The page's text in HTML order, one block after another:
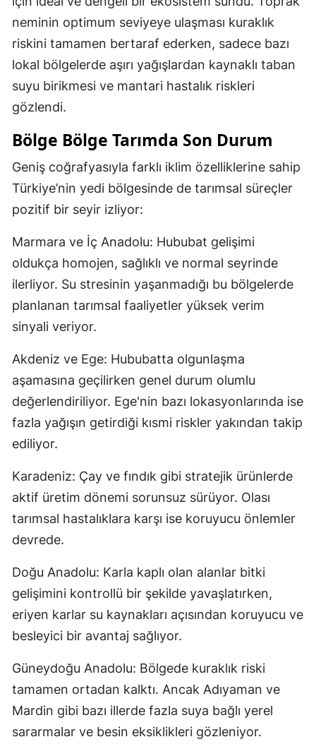
neminin optimum seviyeye ulaşması kuraklık
riskini tamamen bertaraf ederken, sadece bazı
lokal bölgelerde aşırı yağışlardan kaynaklı taban
suyu birikmesi ve mantari hastalık riskleri
gözlendi.
Bölge Bölge Tarımda Son Durum
Geniş coğrafyasıyla farklı iklim özelliklerine sahip
Türkiye’nin yedi bölgesinde de tarımsal süreçler
pozitif bir seyir izliyor:
Marmara ve İç Anadolu: Hububat gelişimi
oldukça homojen, sağlıklı ve normal seyrinde
ilerliyor. Su stresinin yaşanmadığı bu bölgelerde
planlanan tarımsal faaliyetler yüksek verim
sinyali veriyor.
Akdeniz ve Ege: Hububatta olgunlaşma
aşamasına geçilirken genel durum olumlu
değerlendiriliyor. Ege'nin bazı lokasyonlarında ise
fazla yağışın getirdiği kısmi riskler yakından takip
ediliyor.
Karadeniz: Çay ve fındık gibi stratejik ürünlerde
aktif üretim dönemi sorunsuz sürüyor. Olası
tarımsal hastalıklara karşı ise koruyucu önlemler
devrede.
Doğu Anadolu: Karla kaplı olan alanlar bitki
gelişimini kontrollü bir şekilde yavaşlatırken,
eriyen karlar su kaynakları açısından koruyucu ve
besleyici bir avantaj sağlıyor.
Güneydoğu Anadolu: Bölgede kuraklık riski
tamamen ortadan kalktı. Ancak Adıyaman ve
Mardin gibi bazı illerde fazla suya bağlı yerel
sararmalar ve besin eksiklikleri gözleniyor.